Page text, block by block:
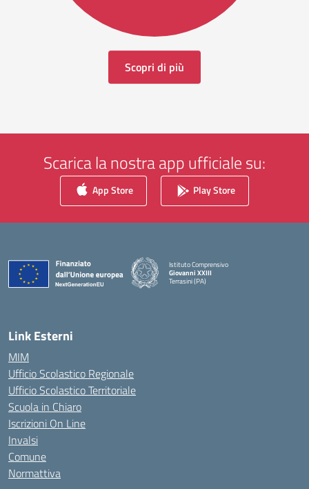
Scopri di più
Scarica la nostra app ufficiale su:
App Store Play Store
Istituto Comprensivo
Giovanni XXIII
Terrasini (PA)
Link Esterni
MIM
Ufficio Scolastico Regionale
Ufficio Scolastico Territoriale
Scuola in Chiaro
Iscrizioni On Line
Invalsi
Comune
Normattiva